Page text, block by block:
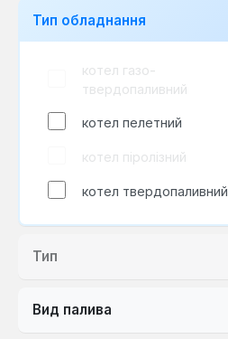
Тип обладнання
котел газо-
твердопаливний
котел пелетний
котел піролізний
котел твердопаливний
Тип
Вид палива